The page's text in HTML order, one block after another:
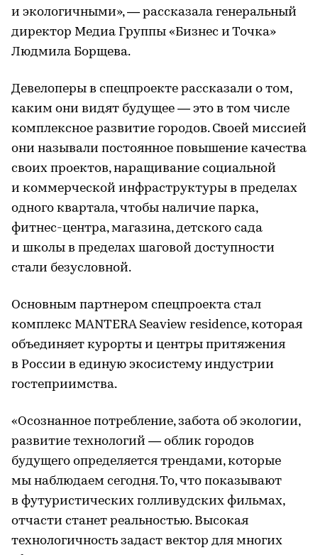
и экологичными», — рассказала генеральный
директор Медиа Группы «Бизнес и Точка»
Людмила Борщева.
Девелоперы в спецпроекте рассказали о том,
каким они видят будущее — это в том числе
комплексное развитие городов. Своей миссией
они называли постоянное повышение качества
своих проектов, наращивание социальной
и коммерческой инфраструктуры в пределах
одного квартала, чтобы наличие парка,
фитнес-центра, магазина, детского сада
и школы в пределах шаговой доступности
стали безусловной.
Основным партнером спецпроекта стал
комплекс MANTERA Seaview residence, которая
объединяет курорты и центры притяжения
в России в единую экосистему индустрии
гостеприимства.
«Осознанное потребление, забота об экологии,
развитие технологий — облик городов
будущего определяется трендами, которые
мы наблюдаем сегодня. То, что показывают
в футуристических голливудских фильмах,
отчасти станет реальностью. Высокая
технологичность задаст вектор для многих